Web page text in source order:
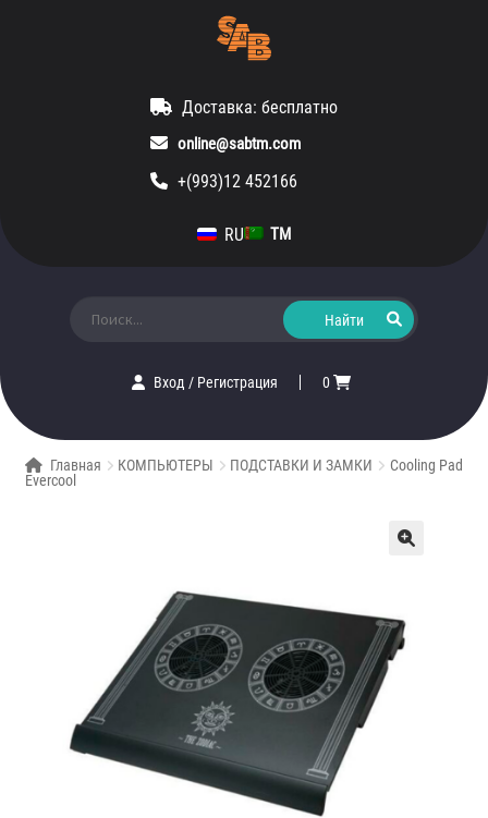
Доставка: бесплатно
online@sabtm.com
+(993)12 452166
RU TM
Вход/ Регистрация 0
Главная КОМПЬЮТЕРЫ ПОДСТАВКИ И ЗАМКИ
Cooling Pad
Evercool